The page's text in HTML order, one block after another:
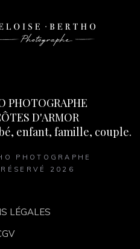
PHOTOGRAPHE
D'ARMOR
enfant, famille, couple.
PHOTOGRAPHE
2026
LÉGALES